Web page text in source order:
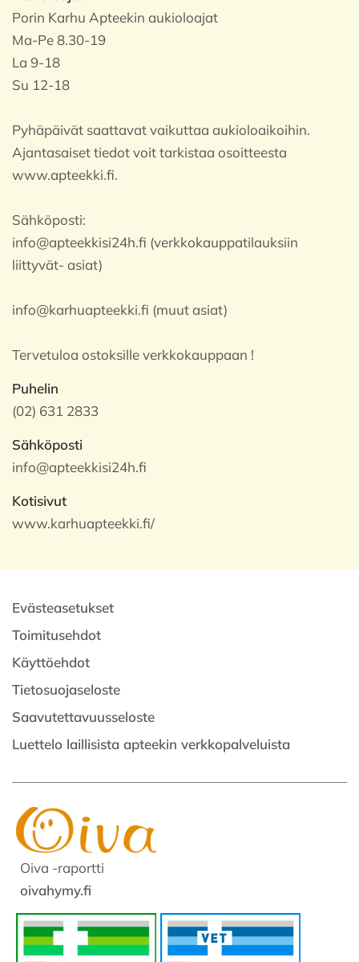
Porin Karhu Apteekin aukioloajat
Ma-Pe 8.30-19
La 9-18
Su 12-18
Pyhäpäivät saattavat vaikuttaa aukioloaikoihin.
Ajantasaiset tiedot voit tarkistaa osoitteesta
www.apteekki.fi.
Sähköposti:
info@apteekkisi24h.fi (verkkokauppatilauksiin
liittyvät- asiat)
info@karhuapteekki.fi (muut asiat)
Tervetuloa ostoksille verkkokauppaan !
Puhelin
(02) 631 2833
Sähköposti
info@apteekkisi24h.fi
Kotisivut
www.karhuapteekki.fi/
Evästeasetukset
Toimitusehdot
Käyttöehdot
Tietosuojaseloste
Saavutettavuusseloste
Luettelo laillisista apteekin verkkopalveluista
Oiva -raportti
oivahymy.fi